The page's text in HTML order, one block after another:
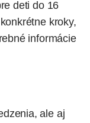
deti do 16
kroky,
informácie
ale aj